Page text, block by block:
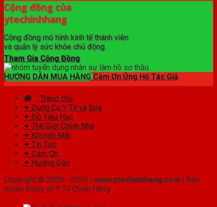
Cộng đồng của
ytechinhhang
Cộng đồng mô hình kinh tế thành viên
và quản lý sức khỏe chủ động.
Tham Gia Cộng Đồng
HƯỚNG DẪN MUA HÀNG Cảm Ơn Ủng Hộ Tác Giả
Trang chủ
✦ Dụng Cụ Y Tế và Spa
✦ Đồ Tiêu Hao
✦ Thế Giới Chỉnh Nha
✦ Khuyến Mãi
✦ Tin Tức
✦ Cảm Ơn
✦ Hướng Dẫn
Copyright © 2008 - 2026 | www.ytechinhhang.com | Bản
quyền thuộc về Y Tế Chính Hãng